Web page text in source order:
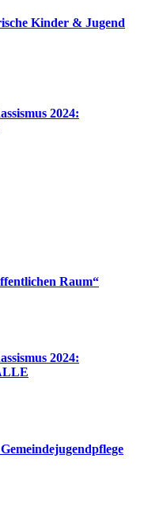
Kinder & Jugend
2024:
Raum“
2024: